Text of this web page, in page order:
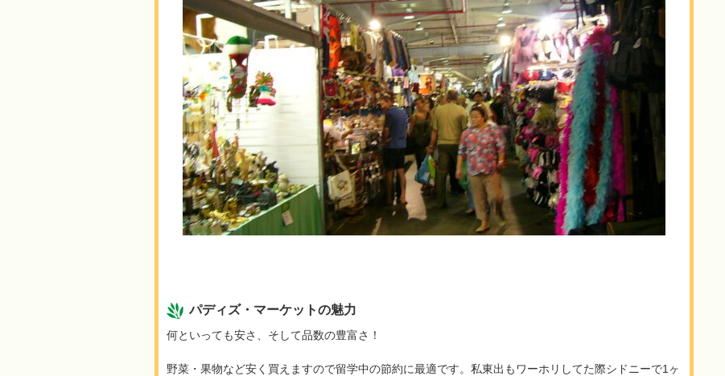
パディズ・マーケットの魅力
何といっても安さ、そして品数の豊富さ！
野菜・果物など安く買えますので留学中の節約に最適です。私東出もワーホリしてた際シドニーで1ヶ